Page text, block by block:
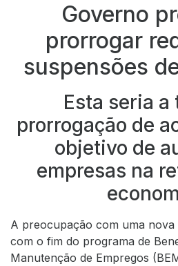
Governo
prorrogar
suspensões
Esta seria a
prorrogação de
objetivo de
empresas na
A preocupação com uma nova
com o fim do programa de
Manutenção de Empregos